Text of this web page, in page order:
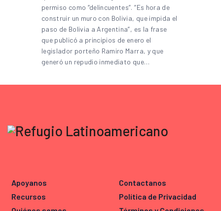
permiso como “delincuentes”. “Es hora de
construir un muro con Bolivia, que impida el
paso de Bolivia a Argentina”, es la frase
que publicó a principios de enero el
legislador porteño Ramiro Marra, y que
generó un repudio inmediato que…
Apoyanos
Recursos
Contactanos
Política de Privacidad